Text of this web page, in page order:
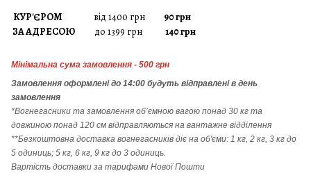
КУР'ЄРОМ від 1400 грн 90 грн
ЗА АДРЕСОЮ до 1399 грн 140 грн
Мінімальна сума замовлення - 500 грн
Замовлення оформлені до 14:00 будуть відправлені в день
замовлення
*Вогнегасники та замовлення об’ємною вагою понад 30 кг та
довжиною понад 120 см відправляються на вантажне відділення
**Безкоштовна доставка вогнегасників діє на об'єми: 1 кг, 2 кг, 3 кг до
5 одиниць; 5 кг, 6 кг, 9 кг до 3 одиниць.
Вартість доставки за тарифами Нової Пошти